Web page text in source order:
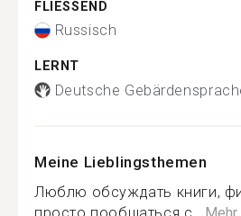
FLIESSEND
Russisch
LERNT
Deutsche
Meine Lieblingsthemen
Люблю обсуждать книги,
просто пообщаться с...